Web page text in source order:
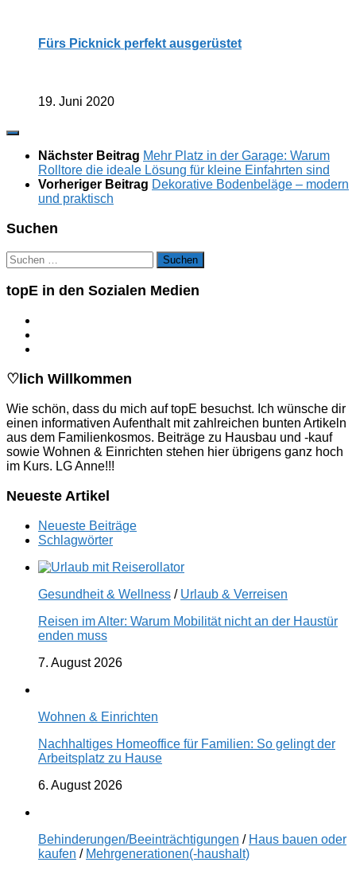
Fürs Picknick perfekt ausgerüstet
19. Juni 2020
Nächster Beitrag Mehr Platz in der Garage: Warum
Rolltore die ideale Lösung für kleine Einfahrten sind
Vorheriger Beitrag Dekorative Bodenbeläge – modern
und praktisch
Suchen
Suchen
nach:
topE in den Sozialen Medien
♡lich Willkommen
Wie schön, dass du mich auf topE besuchst. Ich wünsche dir
einen informativen Aufenthalt mit zahlreichen bunten Artikeln
aus dem Familienkosmos. Beiträge zu Hausbau und -kauf
sowie Wohnen & Einrichten stehen hier übrigens ganz hoch
im Kurs. LG Anne!!!
Neueste Artikel
Neueste Beiträge
Schlagwörter
Gesundheit & Wellness / Urlaub & Verreisen
Reisen im Alter: Warum Mobilität nicht an der Haustür
enden muss
7. August 2026
Wohnen & Einrichten
Nachhaltiges Homeoffice für Familien: So gelingt der
Arbeitsplatz zu Hause
6. August 2026
Behinderungen/Beeinträchtigungen / Haus bauen oder
kaufen / Mehrgenerationen(-haushalt)